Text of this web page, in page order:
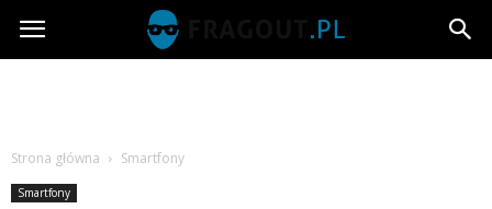
Fragout.pl
Strona główna Smartfony
Smartfony